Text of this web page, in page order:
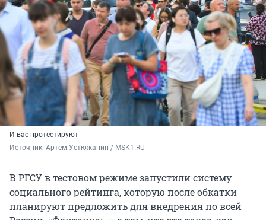
И вас протестируют
Источник: Артем Устюжанин / MSK1.RU
В РГСУ в тестовом режиме запустили систему
социального рейтинга, которую после обкатки
планируют предложить для внедрения по всей